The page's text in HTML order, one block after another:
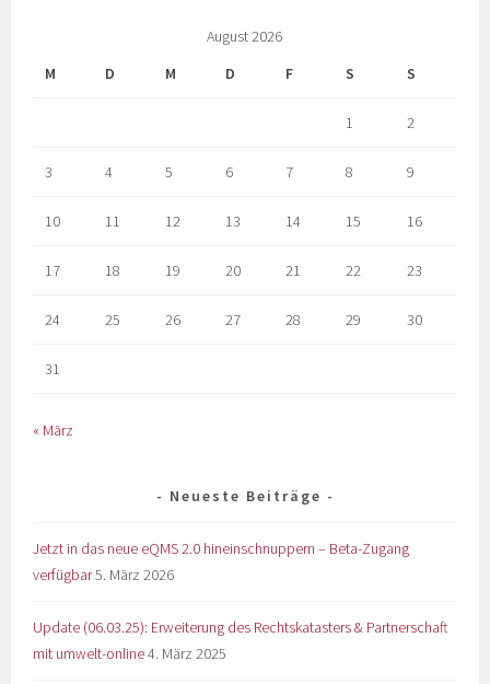
August 2026
M
D M D F S S
1 2
3 4 5 6 7 8 9
10 11 12 13 14 15 16
17 18 19 20 21 22 23
24 25 26 27 28 29 30
31
« März
Neueste Beiträge
Jetzt in das neue eQMS 2.0 hineinschnuppern – Beta-Zugang
verfügbar5. März 2026
Update (06.03.25): Erweiterung des Rechtskatasters & Partnerschaft
mit umwelt-online4. März 2025